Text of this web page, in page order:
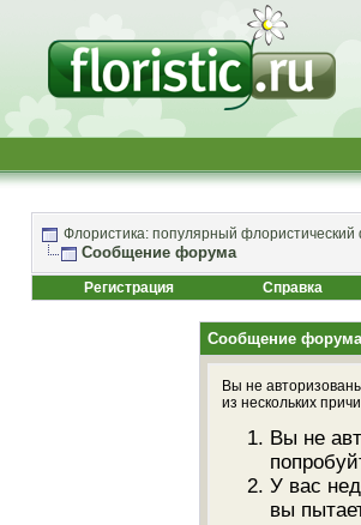
Флористика: популярный
Сообщение форума
Регистрация Справка
Сообщение форума
Вы не
из нескольких
Вы не
У вас
вы